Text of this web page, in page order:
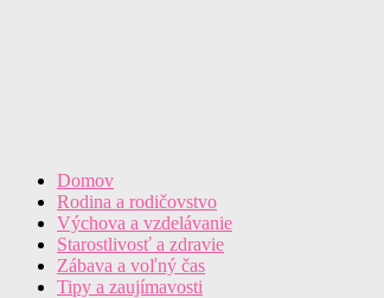
Domov
Rodina a rodičovstvo
Výchova a vzdelávanie
Starostlivosť a zdravie
Zábava a voľný čas
Tipy a zaujímavosti